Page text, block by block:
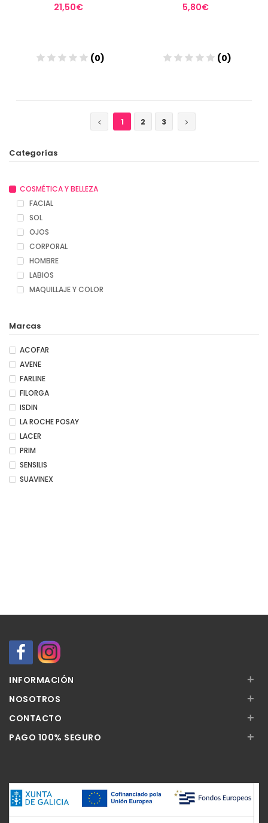
21,50€
(0)
5,80€
(0)
1
2 3
Categorías
COSMÉTICA Y BELLEZA
FACIAL
SOL
OJOS
CORPORAL
HOMBRE
LABIOS
MAQUILLAJE Y COLOR
Marcas
ACOFAR
AVENE
FARLINE
FILORGA
ISDIN
LA ROCHE POSAY
LACER
PRIM
SENSILIS
SUAVINEX
INFORMACIÓN +
NOSOTROS +
CONTACTO +
PAGO 100% SEGURO +